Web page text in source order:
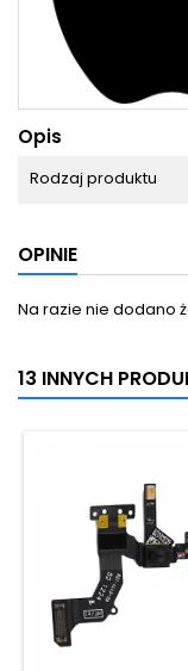
Opis
Rodzaj produktu
OPINIE
Na razie nie dodano
13 INNYCH